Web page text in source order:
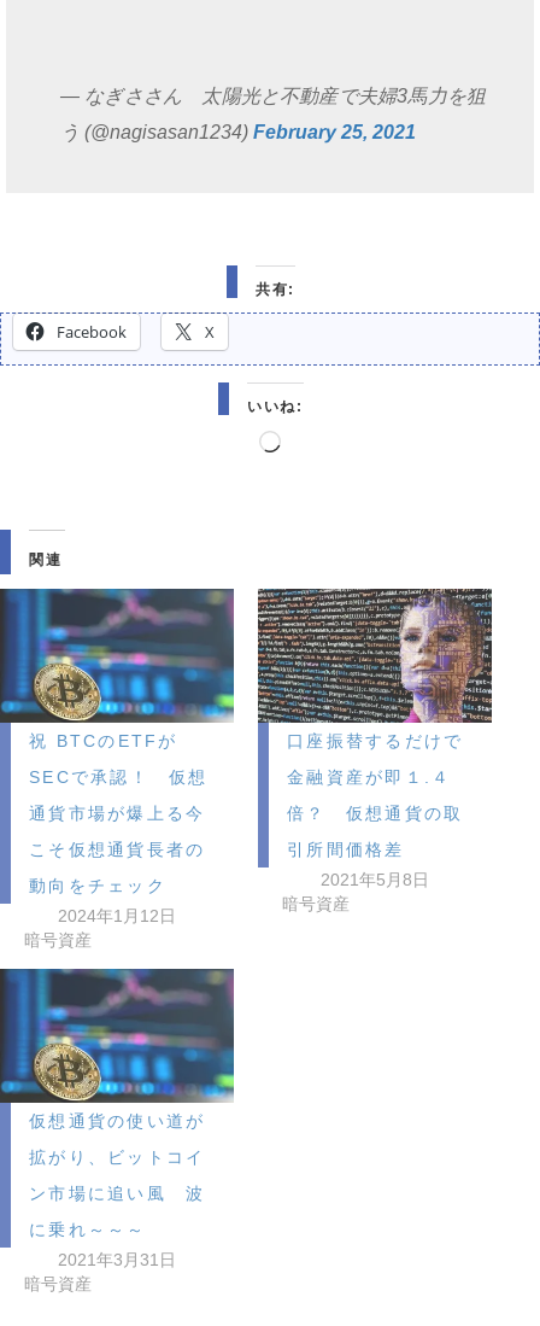
— なぎささん 太陽光と不動産で夫婦3馬力を狙
う (@nagisasan1234) February 25, 2021
共有:
Facebook X
いいね:
読
関連
祝 BTCのETFが
SECで承認！ 仮想
通貨市場が爆上る今
こそ仮想通貨長者の
動向をチェック
2024年1月12日
暗号資産
口座振替するだけで
金融資産が即１.４
倍？ 仮想通貨の取
引所間価格差
2021年5月8日
暗号資産
仮想通貨の使い道が
拡がり、ビットコイ
ン市場に追い風 波
に乗れ～～～
2021年3月31日
暗号資産